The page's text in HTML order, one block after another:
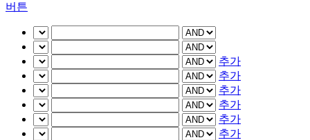
버튼
추가
추가
추가
추가
추가
추가